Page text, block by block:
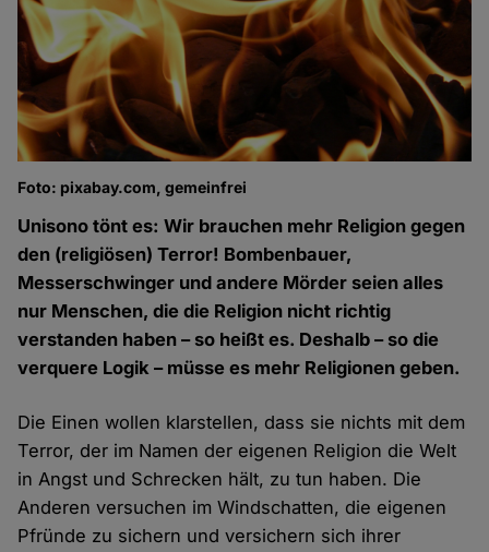
Foto: pixabay.com, gemeinfrei
Unisono tönt es: Wir brauchen mehr Religion gegen
den (religiösen) Terror! Bombenbauer,
Messerschwinger und andere Mörder seien alles
nur Menschen, die die Religion nicht richtig
verstanden haben – so heißt es. Deshalb – so die
verquere Logik – müsse es mehr Religionen geben.
Die Einen wollen klarstellen, dass sie nichts mit dem
Terror, der im Namen der eigenen Religion die Welt
in Angst und Schrecken hält, zu tun haben. Die
Anderen versuchen im Windschatten, die eigenen
Pfründe zu sichern und versichern sich ihrer